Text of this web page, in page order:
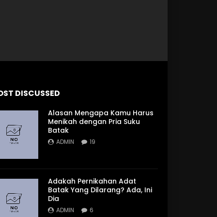
DISCUSSED
Alasan Mengapa Kamu Harus
Menikah dengan Pria Suku
Batak
ADMIN 19
Adakah Pernikahan Adat
Batak Yang Dilarang? Ada, Ini
Dia
ADMIN 6